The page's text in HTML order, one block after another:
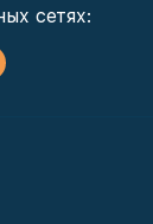
сетях: